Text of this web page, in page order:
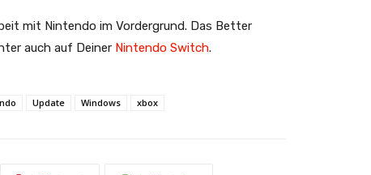
mit Nintendo im Vordergrund. Das Better
auch auf Deiner Nintendo Switch.
Update Windows xbox